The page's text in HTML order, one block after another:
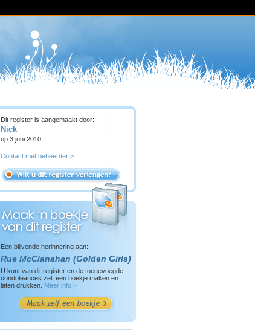
Dit register is aangemaakt door:
Nick
op 3 juni 2010
Contact met beheerder >
Een blijvende herinnering aan:
Rue McClanahan (Golden Girls)
U kunt van dit register en de toegevoegde
condoleances zelf een boekje maken en
laten drukken.
Meer info >